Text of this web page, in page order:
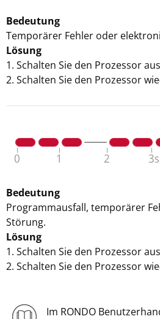
Bedeutung
Temporärer Fehler oder
Lösung
1. Schalten Sie den Prozessor
2. Schalten Sie den Prozessor
Bedeutung
Programmausfall, temporärer
Störung.
Lösung
1. Schalten Sie den Prozessor
2. Schalten Sie den Prozessor
Im RONDO